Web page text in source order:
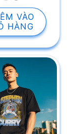
VÀO
HÀNG